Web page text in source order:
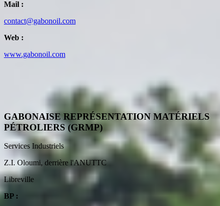
Mail :
contact@gabonoil.com
Web :
www.gabonoil.com
GABONAISE REPRÉSENTATION MATÉRIELS
PÉTROLIERS (GRMP)
Services Industriels
Z.I. Oloumi, derrière l'ANUTTC
Libreville
BP :